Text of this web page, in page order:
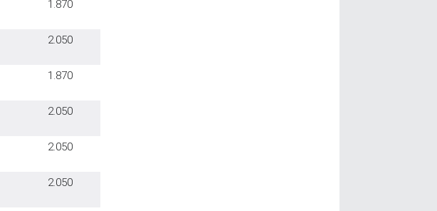
1.870
2.050
1.870
2.050
2.050
2.050